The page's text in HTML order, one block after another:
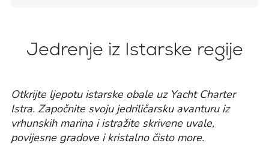
Jedrenje iz Istarske regije
Otkrijte ljepotu istarske obale uz Yacht Charter
Istra. Započnite svoju jedriličarsku avanturu iz
vrhunskih marina i istražite skrivene uvale,
povijesne gradove i kristalno čisto more.